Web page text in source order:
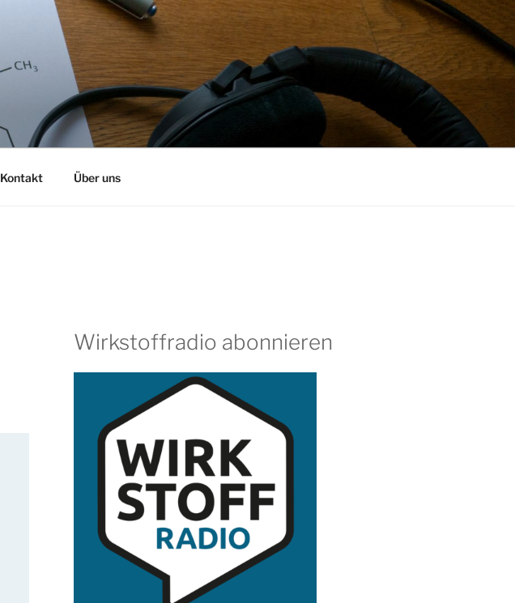
Kontakt Über uns
Wirkstoffradio abonnieren